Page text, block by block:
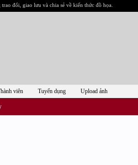
đổi, giao lưu và chia sẻ về kiến thức đồ họa.
viên Tuyển dụng Upload ảnh